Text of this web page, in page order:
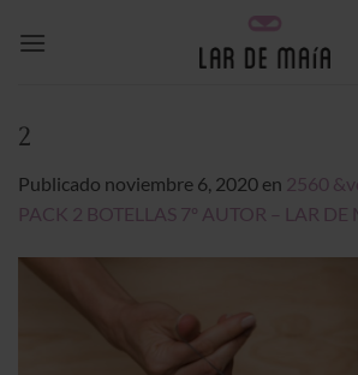
2
Publicado noviembre 6, 2020 en 2560
PACK 2 BOTELLAS 7º AUTOR – LAR DE